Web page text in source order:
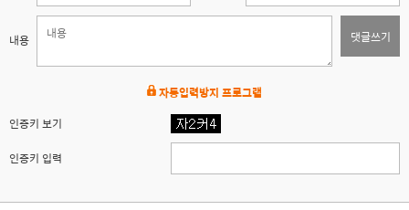
내용 댓글쓰기
자동입력방지 프로그램
인증키 보기
인증키 입력